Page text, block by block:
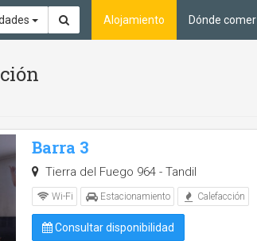
Alojamiento Dónde comer
Barra 3
Tierra del Fuego 964 - Tandil
Wi-Fi Estacionamiento Calefacción
Consultar disponibilidad